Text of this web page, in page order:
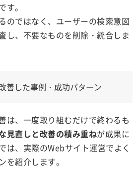
す。
のではなく、ユーザーの検索意図
し、不要なものを削除・統合しま
善した事例・成功パターン
は、一度取り組むだけで終わるも
見直しと改善の積み重ねが成果に
は、実際のWebサイト運営でよく
を紹介します。